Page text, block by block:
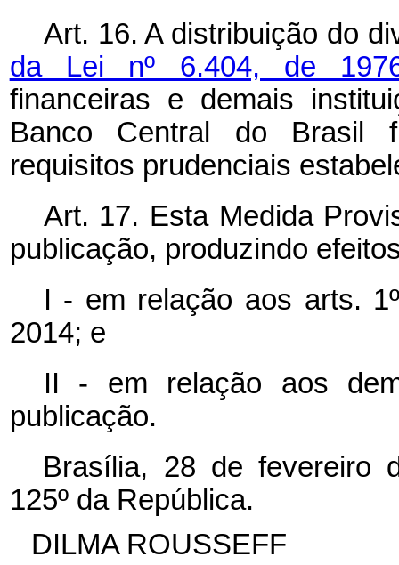
Art. 16. A distribuição do
da Lei nº 6.404, de
financeiras e demais
Banco Central do Brasil
requisitos prudenciais
Art. 17. Esta Medida
publicação, produzindo
I - em relação aos arts.
2014; e
II - em relação aos
publicação.
Brasília, 28 de fevereiro
125º da República.
DILMA ROUSSEFF